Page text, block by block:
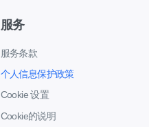
服务
服务条款
个人信息保护政策
Cookie 设置
Cookie的说明